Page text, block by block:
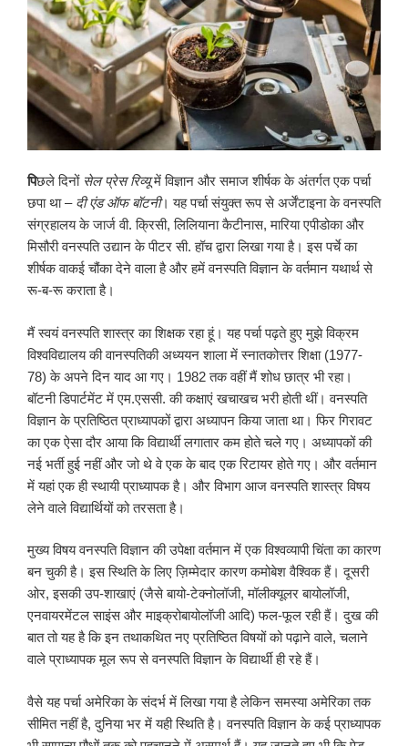
पिछले दिनों सेल प्रेस रिव्यूमें विज्ञान और समाज शीर्षक के अंतर्गत एक पर्चा
छपा था – दी एंड ऑफ बॉटनी। यह पर्चा संयुक्त रूप से अर्जेंटाइना के वनस्पति
संग्रहालय के जार्ज वी. क्रिसी, लिलियाना कैटीनास, मारिया एपीडोका और
मिसौरी वनस्पति उद्यान के पीटर सी. हॉच द्वारा लिखा गया है। इस पर्चे का
शीर्षक वाकई चौंका देने वाला है और हमें वनस्पति विज्ञान के वर्तमान यथार्थ से
रू-ब-रू कराता है।
मैं स्वयं वनस्पति शास्त्र का शिक्षक रहा हूं। यह पर्चा पढ़ते हुए मुझे विक्रम
विश्वविद्यालय की वानस्पतिकी अध्ययन शाला में स्नातकोत्तर शिक्षा (1977-
78) के अपने दिन याद आ गए। 1982 तक वहीं मैं शोध छात्र भी रहा।
बॉटनी डिपार्टमेंट में एम.एससी. की कक्षाएं खचाखच भरी होती थीं। वनस्पति
विज्ञान के प्रतिष्ठित प्राध्यापकों द्वारा अध्यापन किया जाता था। फिर गिरावट
का एक ऐसा दौर आया कि विद्यार्थी लगातार कम होते चले गए। अध्यापकों की
नई भर्ती हुई नहीं और जो थे वे एक के बाद एक रिटायर होते गए। और वर्तमान
में यहां एक ही स्थायी प्राध्यापक है। और विभाग आज वनस्पति शास्त्र विषय
लेने वाले विद्यार्थियों को तरसता है।
मुख्य विषय वनस्पति विज्ञान की उपेक्षा वर्तमान में एक विश्वव्यापी चिंता का कारण
बन चुकी है। इस स्थिति के लिए ज़िम्मेदार कारण कमोबेश वैश्विक हैं। दूसरी
ओर, इसकी उप-शाखाएं (जैसे बायो-टेक्नोलॉजी, मॉलीक्यूलर बायोलॉजी,
एनवायरमेंटल साइंस और माइक्रोबायोलॉजी आदि) फल-फूल रही हैं। दुख की
बात तो यह है कि इन तथाकथित नए प्रतिष्ठित विषयों को पढ़ाने वाले, चलाने
वाले प्राध्यापक मूल रूप से वनस्पति विज्ञान के विद्यार्थी ही रहे हैं।
वैसे यह पर्चा अमेरिका के संदर्भ में लिखा गया है लेकिन समस्या अमेरिका तक
सीमित नहीं है, दुनिया भर में यही स्थिति है। वनस्पति विज्ञान के कई प्राध्यापक